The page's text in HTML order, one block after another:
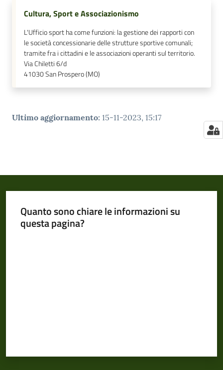
Cultura, Sport e Associazionismo
L'Ufficio sport ha come funzioni: la gestione dei rapporti con
le società concessionarie delle strutture sportive comunali;
tramite fra i cittadini e le associazioni operanti sul territorio.
Via Chiletti 6/d
41030San Prospero (MO)
Ultimo aggiornamento: 15-11-2023, 15:17
Quanto sono chiare le informazioni su
questa pagina?